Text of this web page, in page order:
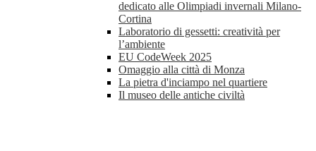
dedicato alle Olimpiadi invernali Milano-
Cortina
Laboratorio di gessetti: creatività per
l’ambiente
EU CodeWeek 2025
Omaggio alla città di Monza
La pietra d'inciampo nel quartiere
Il museo delle antiche civiltà